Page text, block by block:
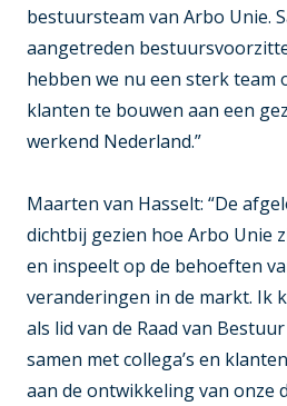
bestuursteam van Arbo Unie.
aangetreden
hebben we nu een sterk team
klanten te bouwen aan een
werkend Nederland.”
Maarten van Hasselt: “De
dichtbij gezien hoe Arbo Unie
en inspeelt op de behoeften
veranderingen in de markt. Ik
als lid van de Raad van
samen met collega’s en
aan de ontwikkeling van onze